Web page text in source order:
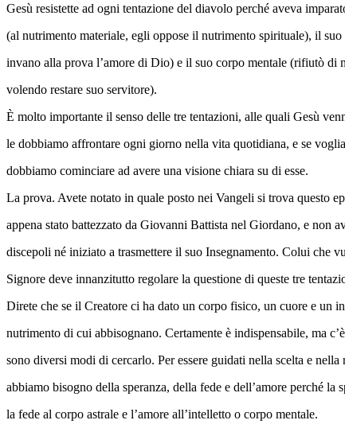
Gesù resistette ad ogni tentazione del diavolo perché aveva
(al nutrimento materiale, egli oppose il nutrimento spirituale), il
invano alla prova l’amore di Dio) e il suo corpo mentale (rifiutò di
volendo restare suo servitore).
È molto importante il senso delle tre tentazioni, alle quali Gesù
le dobbiamo affrontare ogni giorno nella vita quotidiana, e se
dobbiamo cominciare ad avere una visione chiara su di esse.
La prova. Avete notato in quale posto nei Vangeli si trova questo
appena stato battezzato da Giovanni Battista nel Giordano, e non
discepoli né iniziato a trasmettere il suo Insegnamento. Colui che
Signore deve innanzitutto regolare la questione di queste tre
Direte che se il Creatore ci ha dato un corpo fisico, un cuore e un
nutrimento di cui abbisognano. Certamente è indispensabile, ma
sono diversi modi di cercarlo. Per essere guidati nella scelta e
abbiamo bisogno della speranza, della fede e dell’amore perché la
la fede al corpo astrale e l’amore all’intelletto o corpo mentale.